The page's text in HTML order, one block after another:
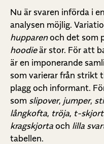
Nu är svaren införda i
analysen möjlig.
hupparenoch det som
hoodieär stor. För att
är en imponerande
som varierar från strikt
plagg och informant.
som slipover, jumper,
långkofta, tröja, t-
kragskjorta och lilla
tabellen.